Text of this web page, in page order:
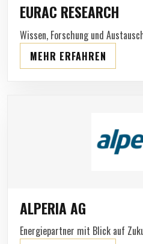
EURAC RESEARCH
Wissen, Forschung und
MEHR ERFAHREN
ALPERIA AG
Energiepartner mit Blick auf